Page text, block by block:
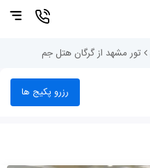
تور مشهد از گرگان هتل جم
رزرو پکیج ها